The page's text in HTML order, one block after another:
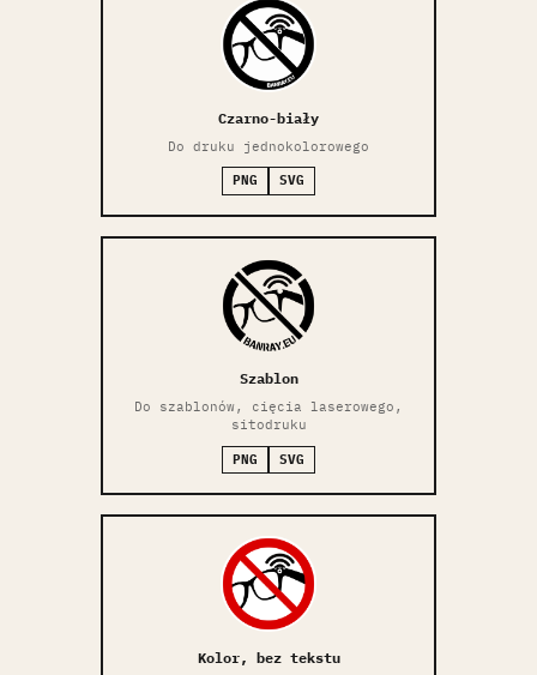
Czarno-biały
Do druku jednokolorowego
PNG SVG
Szablon
Do szablonów, cięcia laserowego,
sitodruku
PNG SVG
Kolor, bez tekstu